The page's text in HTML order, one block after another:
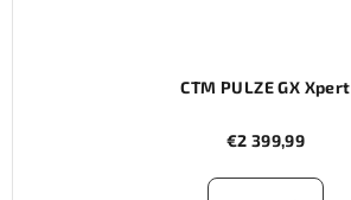
CTM PULZE GX Xpert
€2 399,99